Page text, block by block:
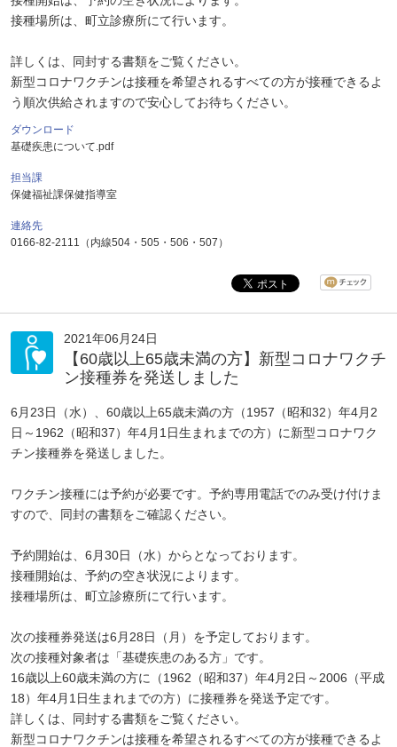
接種場所は、町立診療所にて行います。
詳しくは、同封する書類をご覧ください。
新型コロナワクチンは接種を希望されるすべての方が接種できるよ
う順次供給されますので安心してお待ちください。
ダウンロード
基礎疾患について.pdf
担当課
保健福祉課保健指導室
連絡先
0166-82-2111（内線504・505・506・507）
2021年06月24日
【60歳以上65歳未満の方】新型コロナワクチ
ン接種券を発送しました
6月23日（水）、60歳以上65歳未満の方（1957（昭和32）年4月2
日～1962（昭和37）年4月1日生まれまでの方）に新型コロナワク
チン接種券を発送しました。
ワクチン接種には予約が必要です。予約専用電話でのみ受け付けま
すので、同封の書類をご確認ください。
予約開始は、6月30日（水）からとなっております。
接種開始は、予約の空き状況によります。
接種場所は、町立診療所にて行います。
次の接種券発送は6月28日（月）を予定しております。
次の接種対象者は「基礎疾患のある方」です。
16歳以上60歳未満の方に（1962（昭和37）年4月2日～2006（平成
18）年4月1日生まれまでの方）に接種券を発送予定です。
詳しくは、同封する書類をご覧ください。
新型コロナワクチンは接種を希望されるすべての方が接種できるよ